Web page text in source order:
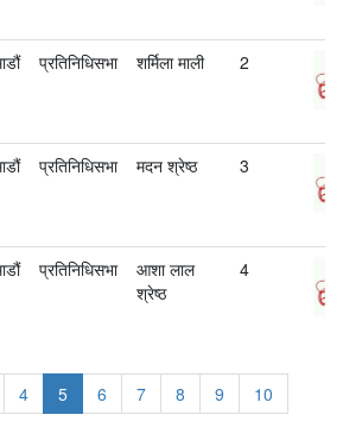
प्रतिनिधिसभा शर्मिला माली 2
प्रतिनिधिसभा मदन श्रेष्ठ 3
प्रतिनिधिसभा
आशा लाल
श्रेष्‍ठ
4
4 5 6 7 8 9
10